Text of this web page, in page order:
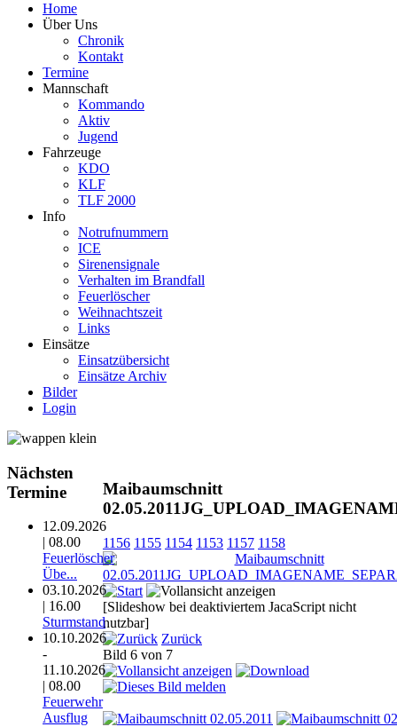
Home
Über Uns
Chronik
Kontakt
Termine
Mannschaft
Kommando
Aktiv
Jugend
Fahrzeuge
KDO
KLF
TLF 2000
Info
Notrufnummern
ICE
Sirenensignale
Verhalten im Brandfall
Feuerlöscher
Weihnachtszeit
Links
Einsätze
Einsatzübersicht
Einsätze Archiv
Bilder
Login
Maibaumschnitt
1156 1155 1154 1153 1157 1158
[Slideshow bei deaktiviertem JacaScript nicht
nutzbar]
Zurück
Bild 6 von 7
Nächsten
Termine
12.09.2026
| 08.00
Feuerlöscher
Übe...
03.10.2026
| 16.00
Sturmstand
10.10.2026
-
11.10.2026
| 08.00
Feuerwehr
Ausflug